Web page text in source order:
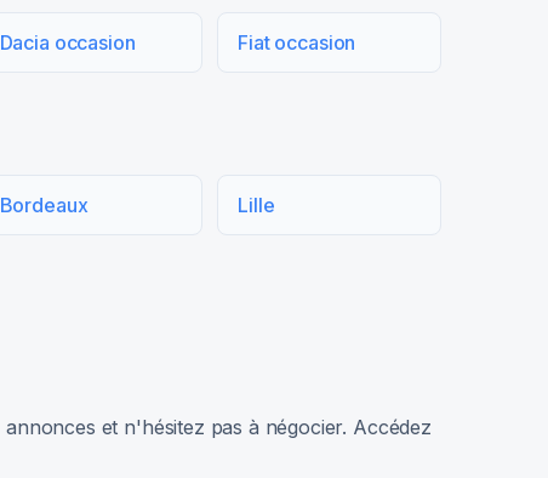
Dacia occasion Fiat occasion
Bordeaux Lille
et n'hésitez pas à négocier. Accédez